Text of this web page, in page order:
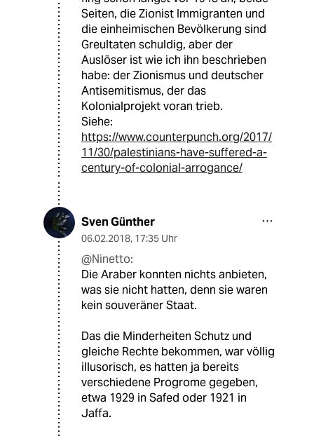
Seiten, die Zionist Immigranten und
die einheimischen Bevölkerung sind
Greultaten schuldig, aber der
Auslöser ist wie ich ihn beschrieben
habe: der Zionismus und deutscher
Antisemitismus, der das
Kolonialprojekt voran trieb.
Siehe:
https://www.counterpunch.org/2017/
11/30/palestinians-have-suffered-a-
century-of-colonial-arrogance/
Sven Günther
06.02.2018, 17:35 Uhr
@Ninetto:
Die Araber konnten nichts anbieten,
was sie nicht hatten, denn sie waren
kein souveräner Staat.
Das die Minderheiten Schutz und
gleiche Rechte bekommen, war völlig
illusorisch, es hatten ja bereits
verschiedene Progrome gegeben,
etwa 1929 in Safed oder 1921 in
Jaffa.